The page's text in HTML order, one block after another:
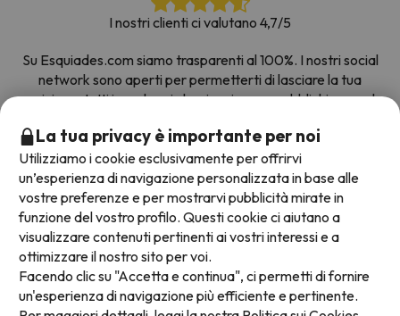
I nostri clienti ci valutano 4,7/5
Su Esquiades.com siamo trasparenti al 100%. I nostri social
network sono aperti per permetterti di lasciare la tua
opinione, tutti i sondaggi che riceviamo e pubblichiamo sul
Prenota con fiducia|Più di 700.000 persone hanno
prenotato la loro settimana bianca con Esquiades.com
Metodi di pagamento disponibili
La tua privacy è importante per noi
Utilizziamo i cookie esclusivamente per offrirvi
un’esperienza di navigazione personalizzata in base alle
vostre preferenze e per mostrarvi pubblicità mirate in
funzione del vostro profilo. Questi cookie ci aiutano a
visualizzare contenuti pertinenti ai vostri interessi e a
ottimizzare il nostro sito per voi.
Facendo clic su "Accetta e continua", ci permetti di fornire
un'esperienza di navigazione più efficiente e pertinente.